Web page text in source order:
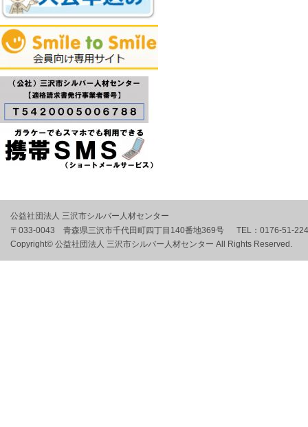
公益社団法人 三沢市シルバー人材センター
〒033-0043 青森県三沢市千代田町四丁目140番地369号
TEL： 0176-51-
Copyright© 公益社団法人 三沢市シルバー人材センター All Rights Reserved.